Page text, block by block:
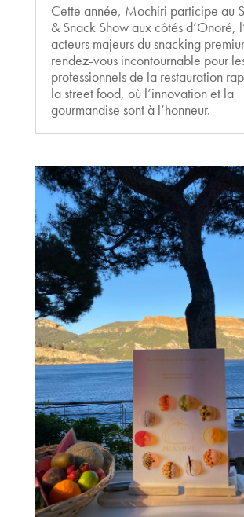
Cette année, Mochiri participe au
& Snack Show aux côtés d’Onoré,
acteurs majeurs du snacking
rendez-vous incontournable pour
professionnels de la restauration
la street food, où l’innovation et la
gourmandise sont à l’honneur.